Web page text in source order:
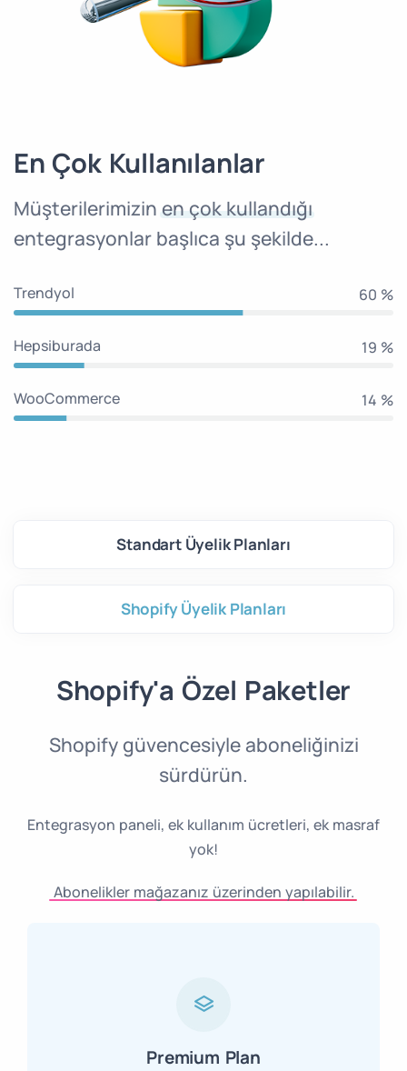
En Çok Kullanılanlar
Müşterilerimizin en çok kullandığı
entegrasyonlar başlıca şu şekilde...
Trendyol 65 %
Hepsiburada 20 %
WooCommerce 15 %
Standart Üyelik Planları
Shopify Üyelik Planları
Shopify'a Özel Paketler
Shopify güvencesiyle aboneliğinizi
sürdürün.
Entegrasyon paneli, ek kullanım ücretleri, ek masraf
yok!
Abonelikler mağazanız üzerinden yapılabilir.
Premium Plan